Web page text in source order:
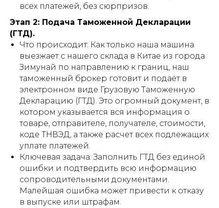
всех платежей, без сюрпризов.
Этап 2: Подача Таможенной Декларации
(ГТД).
Что происходит: Как только наша машина
выезжает с нашего склада в Китае из города
Зимунай по направлению к границ, наш
таможенный брокер готовит и подаёт в
электронном виде Грузовую Таможенную
Декларацию (ГТД). Это огромный документ, в
котором указывается вся информация о
товаре, отправителе, получателе, стоимости,
коде ТНВЭД, а также расчет всех подлежащих
уплате платежей.
Ключевая задача: Заполнить ГТД без единой
ошибки и подтвердить всю информацию
сопроводительными документами.
Малейшая ошибка может привести к отказу
в выпуске или штрафам.